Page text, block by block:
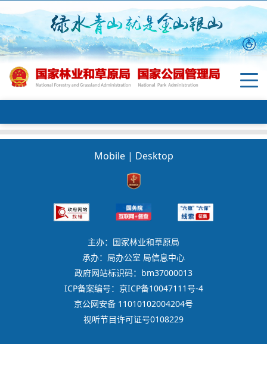
Mobile | Desktop
主办：国家林业和草原局
承办：局办公室 局信息中心
政府网站标识码：bm37000013
ICP备案编号：京ICP备10047111号-4
京公网安备 11010102004204号
视听节目许可证号0108229